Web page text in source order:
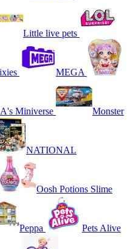
Little live pets
MEGA
Miniverse Monster
NATIONAL
Oosh Potions Slime
Peppa Pets Alive